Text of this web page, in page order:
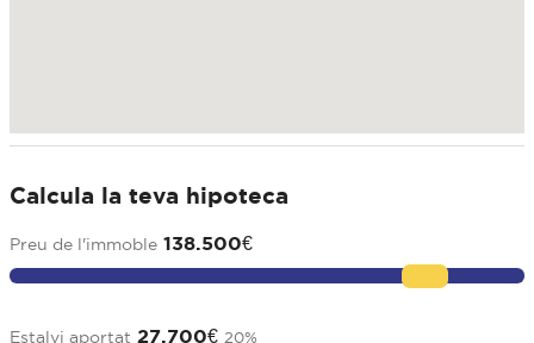
Calcula la teva hipoteca
Preu de l'immoble 138.500€
Estalvi aportat 27.700€ 20%